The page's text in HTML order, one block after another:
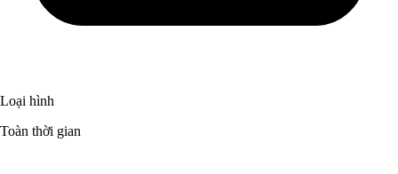
Loại hình
Toàn thời gian